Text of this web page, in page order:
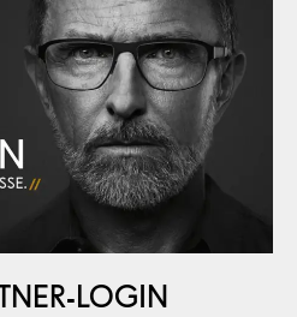
LOGIN